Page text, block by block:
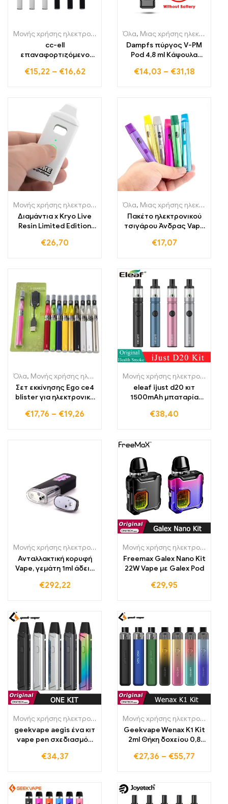
Μονής χρήσης ηλεκτρονικά τσιγάρα Πολωνία ,Μονής χρήσης
cc-ell
επαναφορτιζόμενο
€15,22 – €16,62
Όλα, Μιας χρήσης ηλεκτρονικά τσιγάρα Λιθουανία
Dampfs πύργος V-PM
Pod 4,8 ml Κάψουλα
1,5 Ohm ανοιχτό
€14,03 – €31,18
Μονής χρήσης ηλεκτρονικά τσιγάρα Πολωνία ,Μονής χρήσης
Διαμάντια x Kryo Live
Resin Limited Edition
€26,70
Όλα, Μιας χρήσης ηλεκτρονικά τσιγάρα Λιθουανία
Πακέτο ηλεκτρονικού
τσιγάρου Άνδρας Vape
επαναφορτιζόμενη
€17,07
Όλα, Μονής χρήσης ηλεκτρονικά τσιγάρα ,Μιας χρήσης
Σετ εκκίνησης Ego ce4
blister για ηλεκτρονικό
€17,76 – €19,26
Μονής χρήσης ηλεκτρονικά τσιγάρα Πολωνία
eleaf ijust d20 κιτ
1500mAh μπαταρία
τσιγάρο Vape Pen
€38,40
Μονής χρήσης ηλεκτρονικά τσιγάρα Πολωνία ,Μονής χρήσης
Ανταλλακτική κορυφή
Vape, γεμάτη 1ml άδειο
Vaporizer
€292,22
Μονής χρήσης ηλεκτρονικά τσιγάρα
Freemax Galex Nano Kit
22W Vape με Galex Pod
€29,95
Μονής χρήσης ηλεκτρονικά τσιγάρα Πολωνία ,Μονής χρήσης
geekvape aegis ένα κιτ
vape pen σχεδιασμός
pod
€34,37
Μονής χρήσης ηλεκτρονικά τσιγάρα Πολωνία
Geekvape Wenax K1 Kit
2ml Θήκη δοχείου 0,8
μπαταρία 600mAh 16W
ατμιστή
€27,36 – €55,77